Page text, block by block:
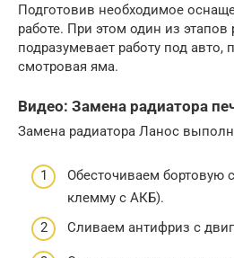
Подготовив необходимое
работе. При этом один из этапов
подразумевает работу под авто,
смотровая яма.
Видео: Замена радиатора
Замена радиатора Ланос
Обесточиваем бортовую
клемму с АКБ).
Сливаем антифриз с